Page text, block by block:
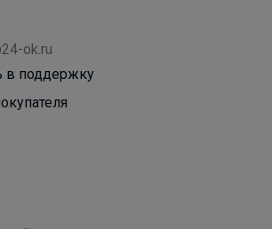
ok.ru
в поддержку